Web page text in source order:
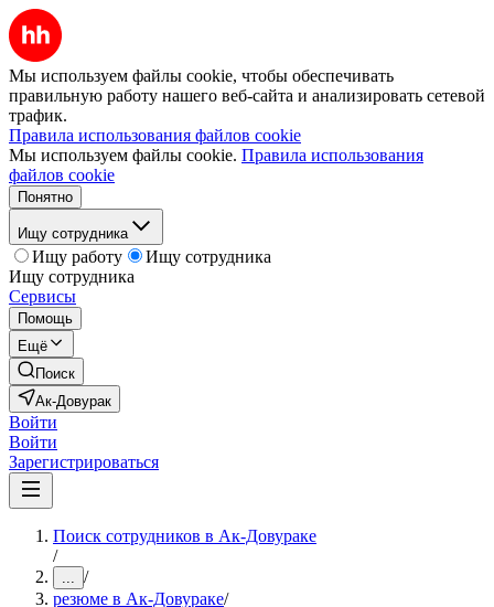
Мы используем файлы cookie, чтобы обеспечивать
правильную работу нашего веб-сайта и анализировать сетевой
трафик.
Правила использования файлов cookie
Мы используем файлы cookie. Правила использования
файлов cookie
Понятно
Ищу сотрудника
Ищу работу
Ищу сотрудника
Ищу сотрудника
Сервисы
Помощь
Ещё
Поиск
Ак-Довурак
Войти
Войти
Зарегистрироваться
Поиск сотрудников в Ак-Довураке
/
... /
резюме в Ак-Довураке/